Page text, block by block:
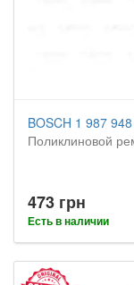
BOSCH 1 987
Поликлиновой
473 грн
Есть в наличии